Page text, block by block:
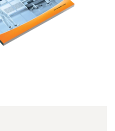
importante privind
procedurile de
testare